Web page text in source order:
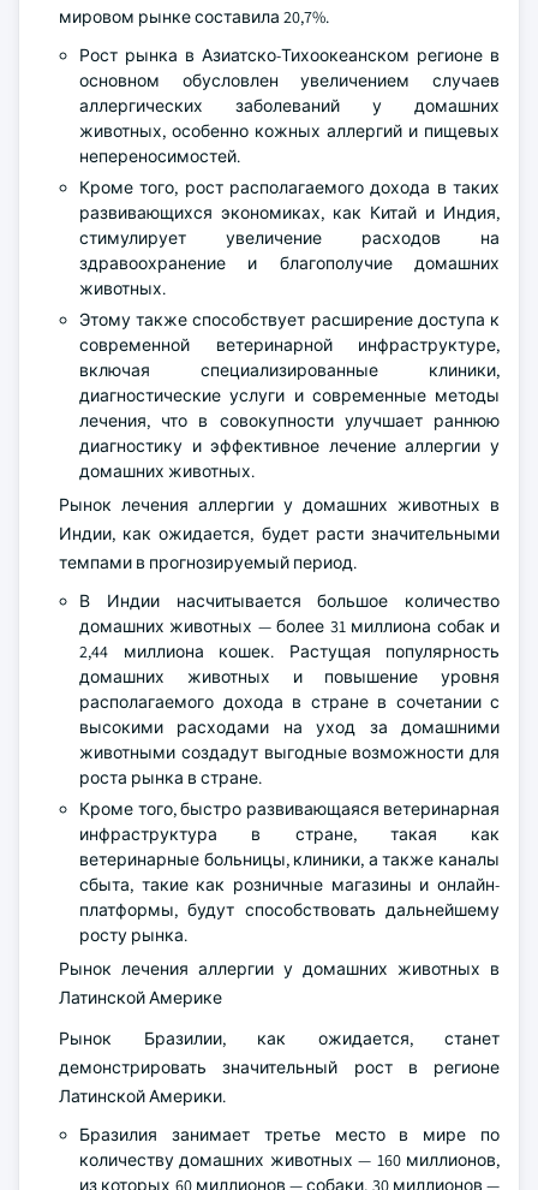
мировом рынке составила 20,7%.
Рост рынка в Азиатско-Тихоокеанском регионе в
основном обусловлен увеличением случаев
аллергических заболеваний у домашних
животных, особенно кожных аллергий и пищевых
непереносимостей.
Кроме того, рост располагаемого дохода в таких
развивающихся экономиках, как Китай и Индия,
стимулирует увеличение расходов на
здравоохранение и благополучие домашних
животных.
Этому также способствует расширение доступа к
современной ветеринарной инфраструктуре,
включая специализированные клиники,
диагностические услуги и современные методы
лечения, что в совокупности улучшает раннюю
диагностику и эффективное лечение аллергии у
домашних животных.
Рынок лечения аллергии у домашних животных в
Индии, как ожидается, будет расти значительными
темпами в прогнозируемый период.
В Индии насчитывается большое количество
домашних животных — более 31 миллиона собак и
2,44 миллиона кошек. Растущая популярность
домашних животных и повышение уровня
располагаемого дохода в стране в сочетании с
высокими расходами на уход за домашними
животными создадут выгодные возможности для
роста рынка в стране.
Кроме того, быстро развивающаяся ветеринарная
инфраструктура в стране, такая как
ветеринарные больницы, клиники, а также каналы
сбыта, такие как розничные магазины и онлайн-
платформы, будут способствовать дальнейшему
росту рынка.
Рынок лечения аллергии у домашних животных в
Латинской Америке
Рынок Бразилии, как ожидается, станет
демонстрировать значительный рост в регионе
Латинской Америки.
Бразилия занимает третье место в мире по
количеству домашних животных — 160 миллионов,
из которых 60 миллионов — собаки, 30 миллионов —